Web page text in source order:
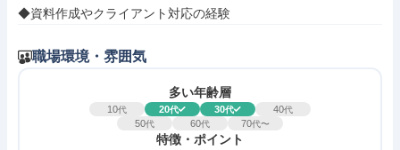
◆資料作成やクライアント対応の経験
職場環境・雰囲気
多い年齢層
10代 20代 30代 40代
50代 60代 70代〜
特徴・ポイント